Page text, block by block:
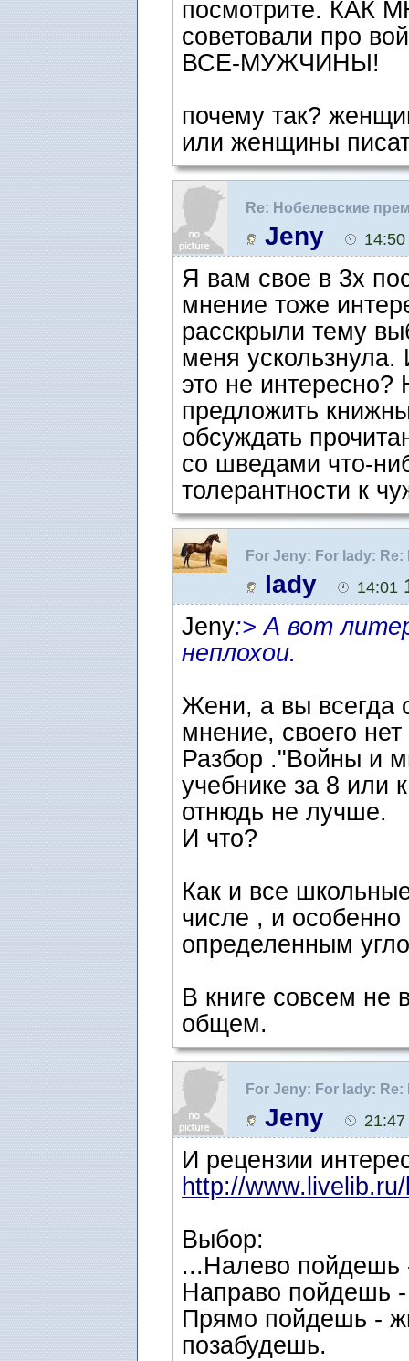
посмотрите. КАК
советовали про
ВСЕ-МУЖЧИНЫ!
почему так?
или женщины
Re: Нобелевские
Jeny 14:50
Я вам свое в 3х
мнение тоже
расскрыли тему
меня
это не
предложить
обсуждать
со шведами что-
толерантности к
For Jeny: For lady:
lady 14:01
Jeny:> А вот
неплохои.
Жени, а вы всегда
мнение, своего нет
Разбор ."Войны и
учебнике за 8 или
отнюдь не лучше.
И что?
Как и все
числе , и
определенным
В книге совсем не
общем.
For Jeny: For lady:
Jeny 21:47
И рецензии
http://
Выбор:
...Налево пойдешь
Направо пойдешь
Прямо пойдешь -
позабудешь.